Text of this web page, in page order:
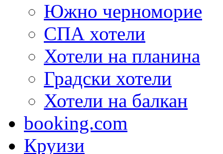
Южно черноморие
СПА хотели
Хотели на планина
Градски хотели
Хотели на балкан
booking.com
Круизи